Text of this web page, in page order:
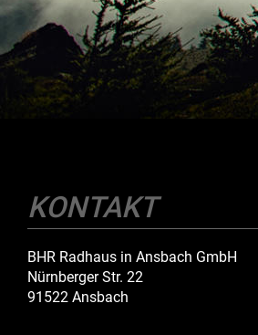
KONTAKT
BHR Radhaus in Ansbach GmbH
Nürnberger Str. 22
91522 Ansbach